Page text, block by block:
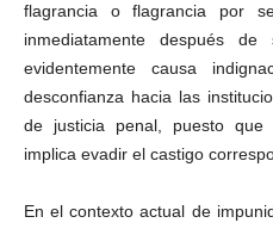
flagrancia o flagrancia por
inmediatamente después
evidentemente causa
desconfianza hacia las
de justicia penal, puesto
implica evadir el castigo
En el contexto actual de